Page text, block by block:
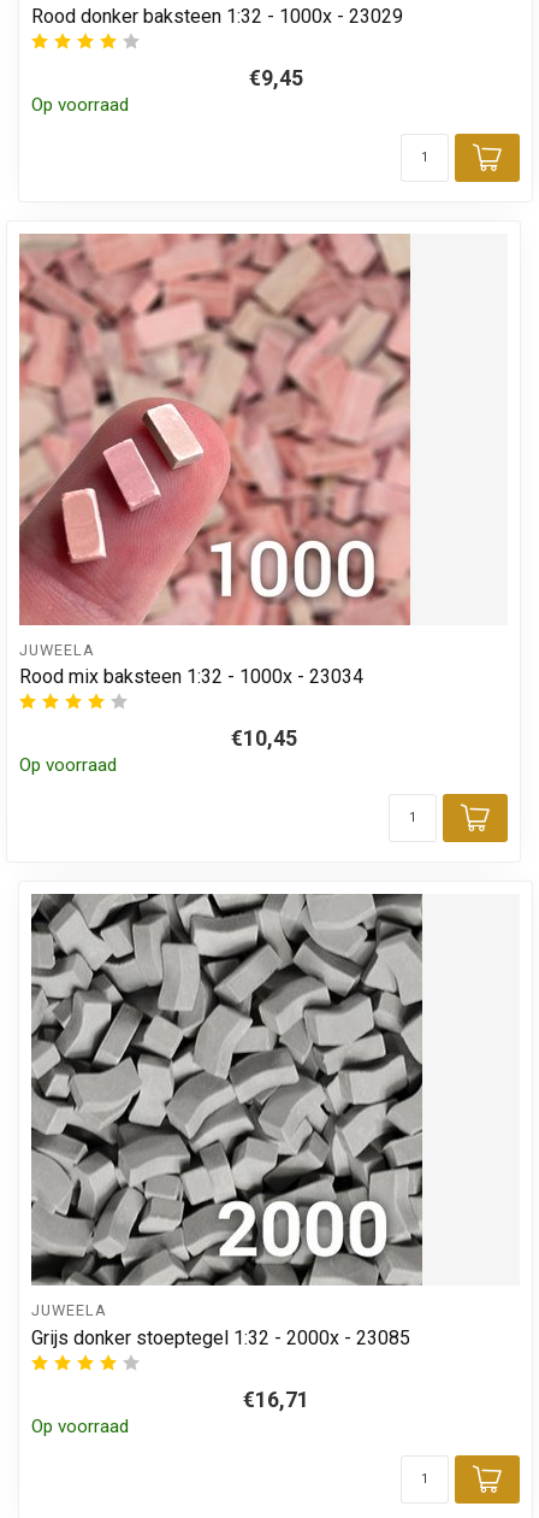
Rood donker baksteen 1:32 - 1000x - 23029
€9,45
Op voorraad
JUWEELA
Rood mix baksteen 1:32 - 1000x - 23034
€10,45
Op voorraad
JUWEELA
Grijs donker stoeptegel 1:32 - 2000x - 23085
€16,71
Op voorraad